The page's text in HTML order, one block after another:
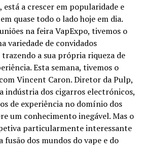
está a crescer em popularidade e
quase todo o lado hoje em dia.
na feira VapExpo, tivemos o
variedade de convidados
a sua própria riqueza de
Esta semana, tivemos o
Vincent Caron. Diretor da Pulp,
indústria dos cigarros electrónicos,
de experiência no domínio dos
um conhecimento inegável. Mas o
particularmente interessante
fusão dos mundos do vape e do